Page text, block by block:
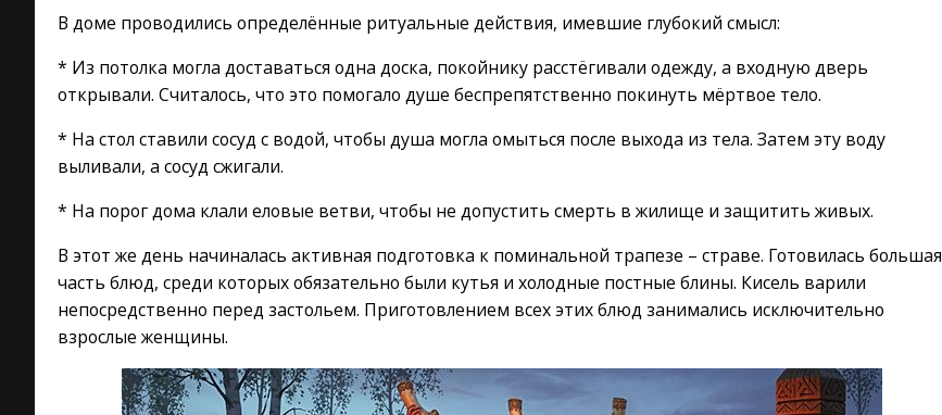
В доме проводились определённые ритуальные действия, имевшие глубокий смысл:
* Из потолка могла доставаться одна доска, покойнику расстёгивали одежду, а входную дверь
открывали. Считалось, что это помогало душе беспрепятственно покинуть мёртвое тело.
* На стол ставили сосуд с водой, чтобы душа могла омыться после выхода из тела. Затем эту воду
выливали, а сосуд сжигали.
* На порог дома клали еловые ветви, чтобы не допустить смерть в жилище и защитить живых.
В этот же день начиналась активная подготовка к поминальной трапезе – страве. Готовилась большая
часть блюд, среди которых обязательно были кутья и холодные постные блины. Кисель варили
непосредственно перед застольем. Приготовлением всех этих блюд занимались исключительно
взрослые женщины.